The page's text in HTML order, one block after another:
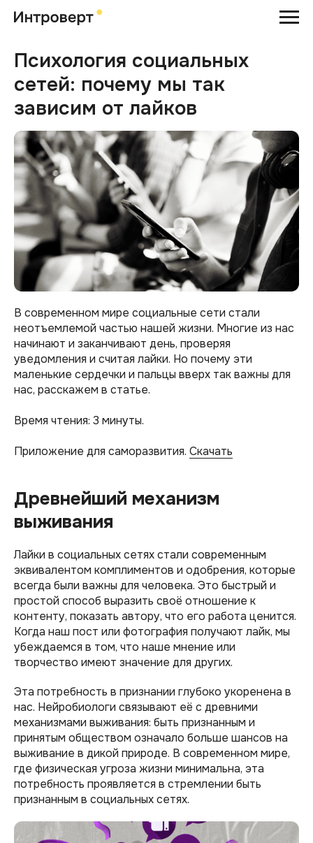
Психология социальных
сетей: почему мы так
зависим от лайков
В современном мире социальные сети стали
неотъемлемой частью нашей жизни. Многие из нас
начинают и заканчивают день, проверяя
уведомления и считая лайки. Но почему эти
маленькие сердечки и пальцы вверх так важны для
нас, расскажем в статье.
Время чтения: 3 минуты.
Приложение для саморазвития. Скачать
Древнейший механизм
выживания
Лайки в социальных сетях стали современным
эквивалентом комплиментов и одобрения, которые
всегда были важны для человека. Это быстрый и
простой способ выразить своё отношение к
контенту, показать автору, что его работа ценится.
Когда наш пост или фотография получают лайк, мы
убеждаемся в том, что наше мнение или
творчество имеют значение для других.
Эта потребность в признании глубоко укоренена в
нас. Нейробиологи связывают её с древними
механизмами выживания: быть признанным и
принятым обществом означало больше шансов на
выживание в дикой природе. В современном мире,
где физическая угроза жизни минимальна, эта
потребность проявляется в стремлении быть
признанным в социальных сетях.